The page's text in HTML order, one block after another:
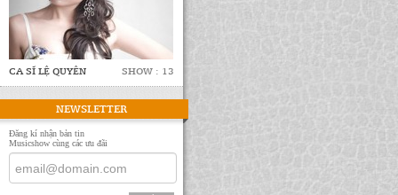
CA SĨ LỆ QUYÊN SHOW : 13
NEWSLETTER
Đăng kí nhận bản tin
Musicshow cùng các ưu đãi